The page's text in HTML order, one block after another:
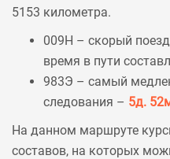
5153 километра.
009Н – скорый
время в пути
983Э – самый
следования – 5д.
На данном маршруте
составов, на которых